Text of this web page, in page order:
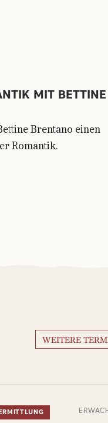
MIT BETTINE
Brentano einen
Romantik.
WEITERE